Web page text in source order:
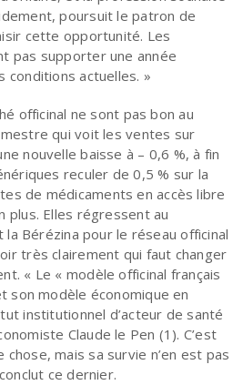
poursuit le patron de
cette opportunité. Les
pas supporter une année
conditions actuelles. »
officinal ne sont pas bon au
qui voit les ventes sur
nouvelle baisse à – 0,6 %, à fin
reculer de 0,5 % sur la
de médicaments en accès libre
plus. Elles régressent au
la Bérézina pour le réseau officinal
très clairement qui faut changer
« Le « modèle officinal français
son modèle économique en
institutionnel d’acteur de santé
Claude le Pen (1). C’est
mais sa survie n’en est pas
ce dernier.